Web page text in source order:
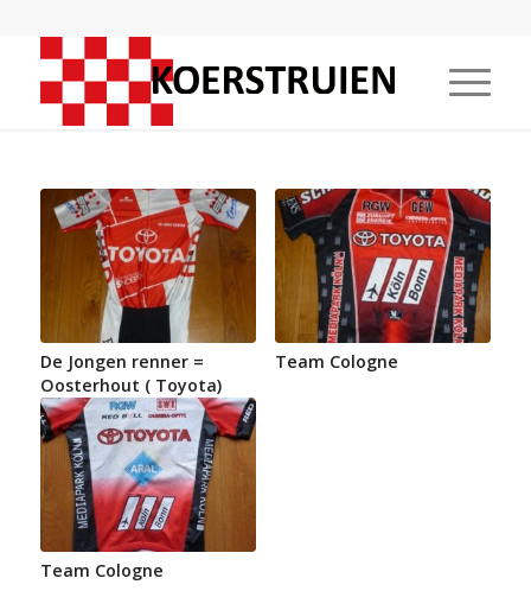
De Jongen renner =
Oosterhout ( Toyota)
Team Cologne
Team Cologne